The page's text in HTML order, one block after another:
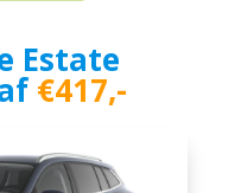
Estate
€417,-